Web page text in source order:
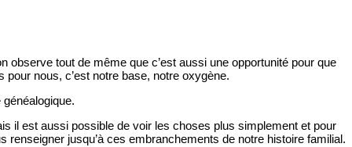
observe tout de même que c’est aussi une opportunité pour que
nous, c’est notre base, notre oxygène.
il est aussi possible de voir les choses plus simplement et pour
jusqu’à ces embranchements de notre histoire familial.